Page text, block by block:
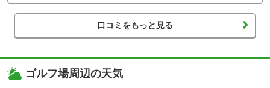
口コミをもっと見る
ゴルフ場周辺の天気